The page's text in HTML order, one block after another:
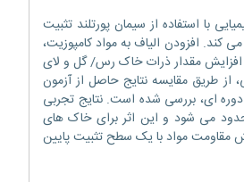
با استفاده از سیمان پورتلند تثبیت
کند. افزودن الیاف به مواد کامپوزیت،
افزایش مقدار ذرات خاک رس/ گل و لای
از طریق مقایسه نتایج حاصل از آزمون
ای، بررسی شده است. نتایج تجربی
می شود و این اثر برای خاک های
مقاومت مواد با یک سطح تثبیت پایین